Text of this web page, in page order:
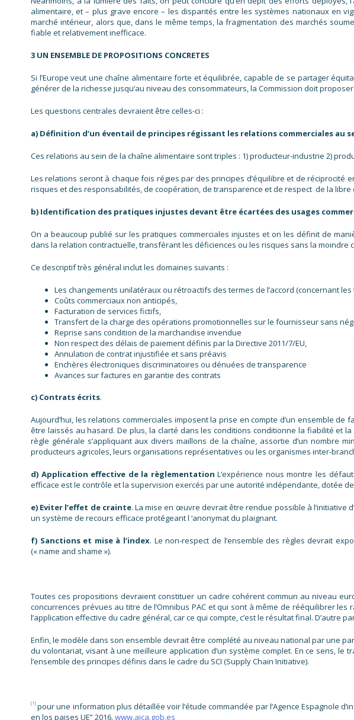
alimentaire, et – plus grave encore – les disparités entre les systèmes nationaux en
marché intérieur, alors que, dans le même temps, la fragmentation des marchés
fiable et relativement inefficace.
3 UN ENSEMBLE DE PROPOSITIONS CONCRETES
Si l’Europe veut une chaîne alimentaire forte et équilibrée, capable de se partager
générer de la richesse jusqu’au niveau des consommateurs, la Commission doit
Les questions centrales devraient être celles-ci :
a) Définition d’un éventail de principes régissant les relations commerciales au
Ces relations au sein de la chaîne alimentaire sont triples : 1) producteur-industrie 2)
Les relations seront à chaque fois régies par des principes d’équilibre et de réciprocité
risques et des responsabilités, de coopération, de transparence et de respect de la libre
b) Identification des pratiques injustes devant être écartées des usages
On a beaucoup publié sur les pratiques commerciales injustes et on les définit de
dans la relation contractuelle, transférant les déficiences ou les risques sans la moindre
Ce descriptif très général inclut les domaines suivants :
Les changements unilatéraux ou rétroactifs des termes de l’accord (concernant
Coûts commerciaux non anticipés,
Facturation de services fictifs,
Transfert de la charge des opérations promotionnelles sur le fournisseur sans
Reprise sans condition de la marchandise invendue
Non respect des délais de paiement définis par la Directive 2011/7/EU,
Annulation de contrat injustifiée et sans préavis
Enchères électroniques discriminatoires ou dénuées de transparence
Avances sur factures en garantie des contrats
c) Contrats écrits.
Aujourd’hui, les relations commerciales imposent la prise en compte d’un ensemble
être laissés au hasard. De plus, la clarté dans les conditions conditionne la fiabilité et
règle générale s’appliquant aux divers maillons de la chaîne, assortie d’un nombre
producteurs agricoles, leurs organisations représentatives ou les organismes inter-
d) Application effective de la règlementation L’expérience nous montre les
efficace est le contrôle et la supervision exercés par une autorité indépendante, dotée
e) Eviter l’effet de crainte. La mise en œuvre devrait être rendue possible à l’initiative
un système de recours efficace protégeant l ‘anonymat du plaignant.
f) Sanctions et mise à l’index. Le non-respect de l’ensemble des règles devrait
(« name and shame »).
Toutes ces propositions devraient constituer un cadre cohérent commun au niveau
concurrences prévues au titre de l’Omnibus PAC et qui sont à même de rééquilibrer
l’application effective du cadre général, car ce qui compte, c’est le résultat final.
Enfin, le modèle dans son ensemble devrait être complété au niveau national par une
du volontariat, visant à une meilleure application d’un système complet. En ce sens,
l’ensemble des principes définis dans le cadre du SCI (Supply Chain Initiative).
[1] pour une information plus détaillée voir l’étude commandée par l’Agence Espagnole
en los paises UE” 2016. www.aica.gob.es